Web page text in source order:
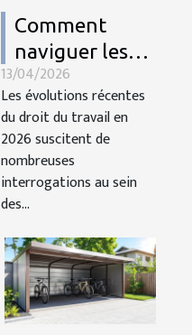
Comment
naviguer les
modifications
du droit du
travail en 2026
?
13/04/2026
Les évolutions récentes
du droit du travail en
2026 suscitent de
nombreuses
interrogations au sein
des...